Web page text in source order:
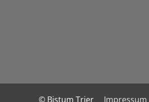
© Bistum Trier Impressum